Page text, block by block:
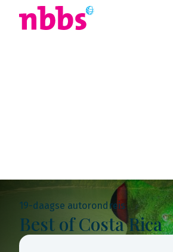
19-daagse autorondreis
Best of Costa Rica